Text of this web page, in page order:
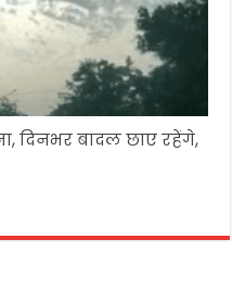
दिनभर बादल छाए रहेंगे,